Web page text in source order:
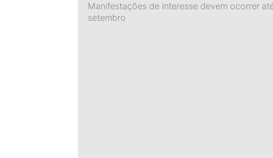
Manifestações de interesse devem ocorrer
setembro